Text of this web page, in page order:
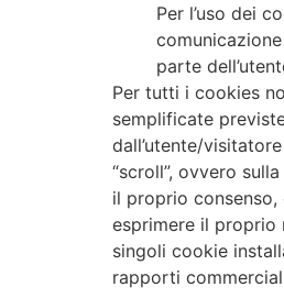
Per l’uso dei
parte
Per tutti i cookies
semplificate
dall’utente/
“scroll”, ovvero
il proprio
esprimere il proprio
singoli cookie
rapporti